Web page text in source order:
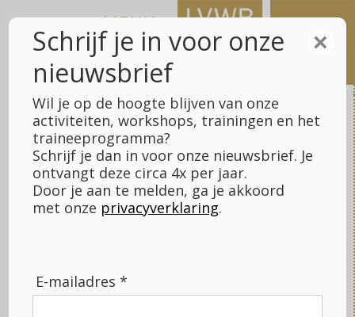
naar
LVWB Fundraising > 5 tips voor fondsaanvragen
5 tips voor fondsaanvragen
voor fondsaanvragen
fondsaanvragen voor jouw organisatie!
×
Schrijf je in voor onze
nieuwsbrief
Wil je op de hoogte blijven van onze
activiteiten, workshops, trainingen en het
traineeprogramma?
Schrijf je dan in voor onze nieuwsbrief. Je
ontvangt deze circa 4x per jaar.
Door je aan te melden, ga je akkoord
met onze privacyverklaring.
E-mailadres *